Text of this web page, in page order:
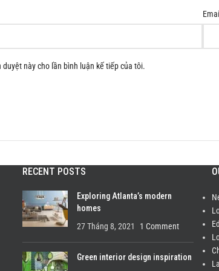
Email
này cho lần bình luận kế tiếp của tôi.
RECENT POSTS
Exploring Atlanta’s modern
homes
27 Tháng 8, 2021
1 Comment
Green interior design inspiration